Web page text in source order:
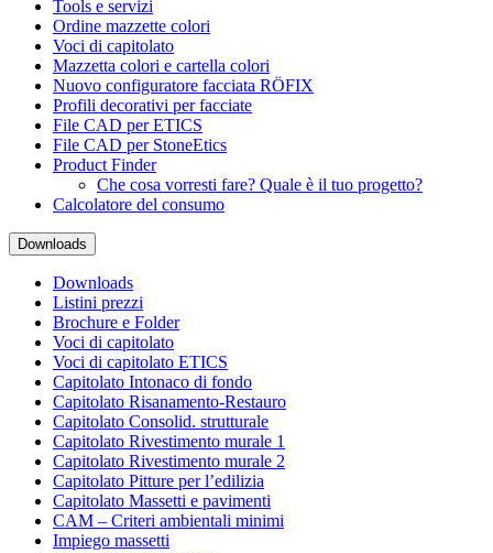
Tools e servizi
Ordine mazzette colori
Voci di capitolato
Mazzetta colori e cartella colori
Nuovo configuratore facciata RÖFIX
Profili decorativi per facciate
File CAD per ETICS
File CAD per StoneEtics
Product Finder
Che cosa vorresti fare? Quale è il tuo progetto?
Calcolatore del consumo
Downloads
Downloads
Listini prezzi
Brochure e Folder
Voci di capitolato
Voci di capitolato ETICS
Capitolato Intonaco di fondo
Capitolato Risanamento-Restauro
Capitolato Consolid. strutturale
Capitolato Rivestimento murale 1
Capitolato Rivestimento murale 2
Capitolato Pitture per l’edilizia
Capitolato Massetti e pavimenti
CAM – Criteri ambientali minimi
Impiego massetti